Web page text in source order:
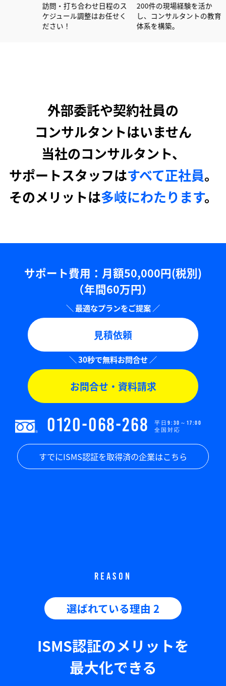
200件の現場
し、コンサル
訪問・打ち合わせ日程のス
ケジュール調整はお任せく
以上の書類作成経験
かし大手企業を中心に
ートしています！
外部委託や契約社員の
コンサルタントはいません
当社のコンサルタント、
サポートスタッフはすべて正社員。
そのメリットは多岐にわたります。
サポート費用：⽉額50,000円(税別)
（年間60万円）
見積依頼
お問合せ・資料請求
0120-068-268
平日9:30～17:00
全国対応
すでにISMS認証を取得済の企業はこちら
REASON
選ばれている理由 2
ISMS認証のメリットを
最大化できる